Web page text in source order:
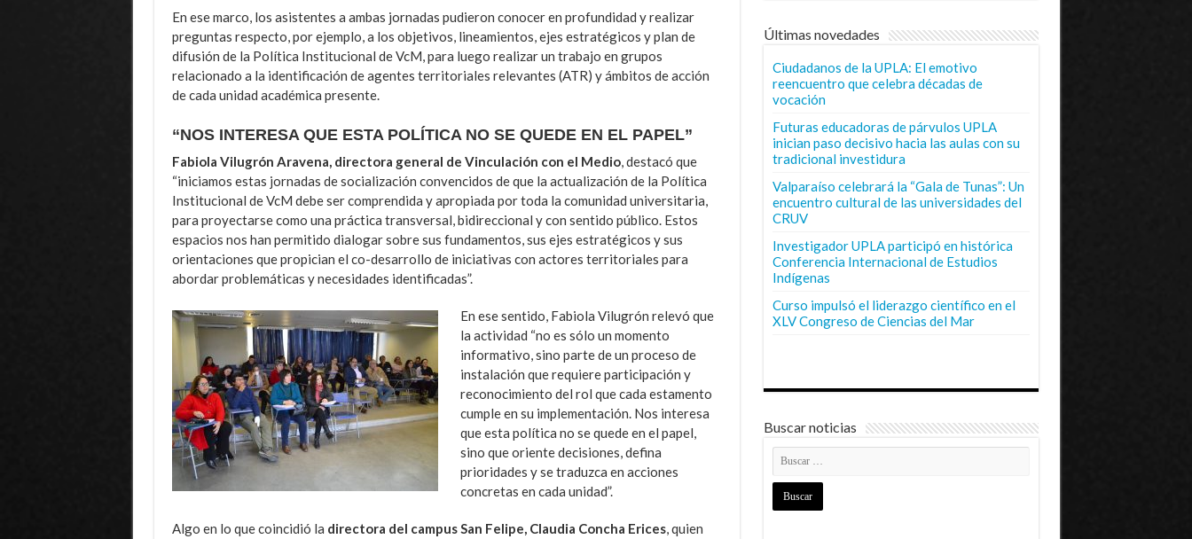
En ese marco, los asistentes a ambas jornadas pudieron conocer en profundidad y realizar
preguntas respecto, por ejemplo, a los objetivos, lineamientos, ejes estratégicos y plan de
difusión de la Política Institucional de VcM, para luego realizar un trabajo en grupos
relacionado a la identificación de agentes territoriales relevantes (ATR) y ámbitos de acción
de cada unidad académica presente.
“NOS INTERESA QUE ESTA POLÍTICA NO SE QUEDE EN EL PAPEL”
Fabiola Vilugrón Aravena, directora general de Vinculación con el Medio, destacó que
“iniciamos estas jornadas de socialización convencidos de que la actualización de la Política
Institucional de VcM debe ser comprendida y apropiada por toda la comunidad universitaria,
para proyectarse como una práctica transversal, bidireccional y con sentido público. Estos
espacios nos han permitido dialogar sobre sus fundamentos, sus ejes estratégicos y sus
orientaciones que propician el co-desarrollo de iniciativas con actores territoriales para
abordar problemáticas y necesidades identificadas”.
En ese sentido, Fabiola Vilugrón relevó que
la actividad “no es sólo un momento
informativo, sino parte de un proceso de
instalación que requiere participación y
reconocimiento del rol que cada estamento
cumple en su implementación. Nos interesa
que esta política no se quede en el papel,
sino que oriente decisiones, defina
prioridades y se traduzca en acciones
concretas en cada unidad”.
Algo en lo que coincidió la directora del campus San Felipe, Claudia Concha Erices, quien
Últimas novedades
Ciudadanos de la UPLA: El emotivo
reencuentro que celebra décadas de
vocación
Futuras educadoras de párvulos UPLA
inician paso decisivo hacia las aulas con su
tradicional investidura
Valparaíso celebrará la “Gala de Tunas”: Un
encuentro cultural de las universidades del
CRUV
Investigador UPLA participó en histórica
Conferencia Internacional de Estudios
Indígenas
Curso impulsó el liderazgo científico en el
XLV Congreso de Ciencias del Mar
Buscar noticias